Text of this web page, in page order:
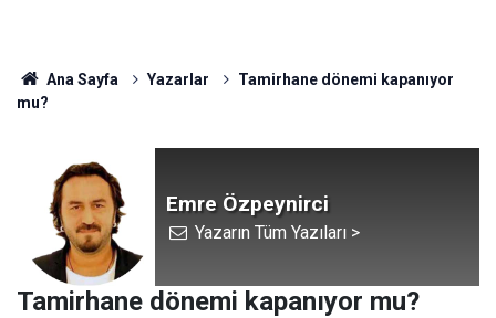
Ana Sayfa Yazarlar
Tamirhane dönemi kapanıyor
mu?
Emre Özpeynirci
Yazarın Tüm Yazıları >
Tamirhane dönemi kapanıyor mu?